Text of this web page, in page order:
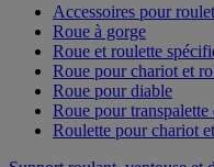
Accessoires pour
Roue à gorge
Roue et roulette
Roue pour chariot et
Roue pour diable
Roue pour
Roulette pour chariot